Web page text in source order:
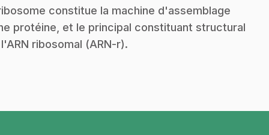
constitue la machine d'assemblage
protéine, et le principal constituant structural
ribosomal (ARN-r).